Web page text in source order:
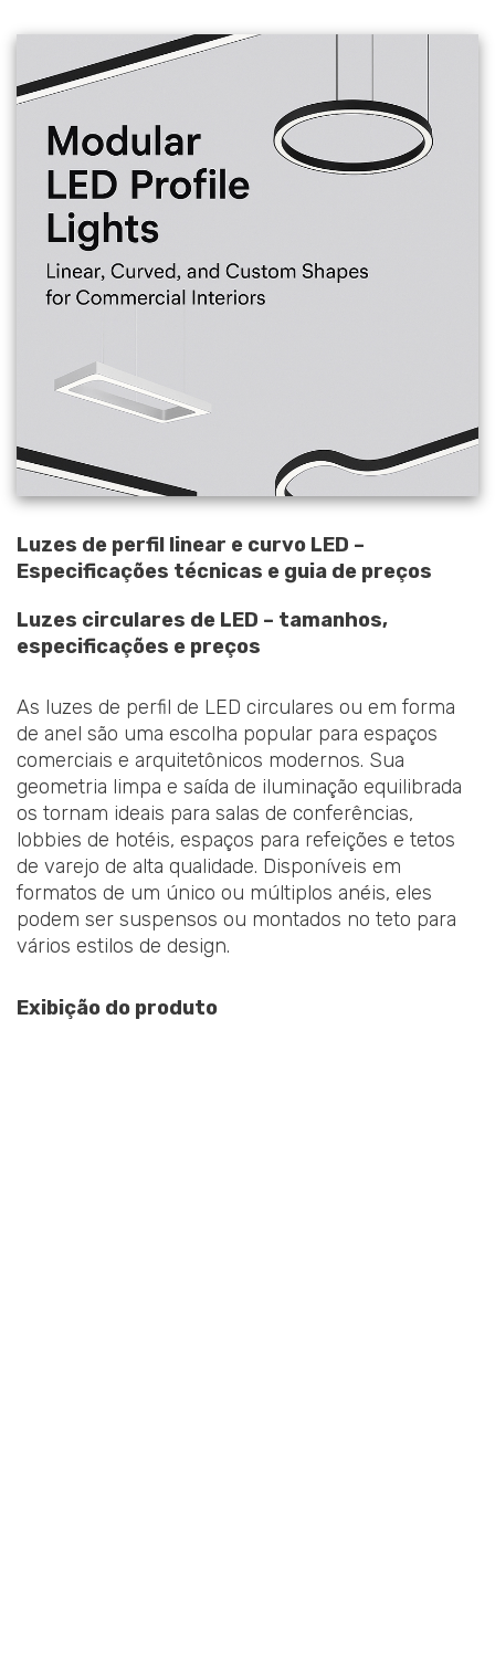
Luzes de perfil linear e curvo LED –
Especificações técnicas e guia de preços
Luzes circulares de LED – tamanhos,
especificações e preços
As luzes de perfil de LED circulares ou em forma
de anel são uma escolha popular para espaços
comerciais e arquitetônicos modernos. Sua
geometria limpa e saída de iluminação equilibrada
os tornam ideais para salas de conferências,
lobbies de hotéis, espaços para refeições e tetos
de varejo de alta qualidade. Disponíveis em
formatos de um único ou múltiplos anéis, eles
podem ser suspensos ou montados no teto para
vários estilos de design.
Exibição do produto